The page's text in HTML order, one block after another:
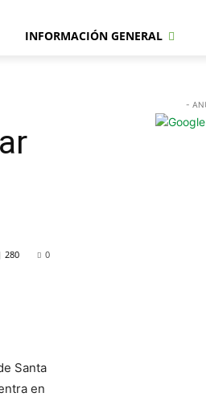
INFORMACIÓN GENERAL
0
280
Santa
en
-